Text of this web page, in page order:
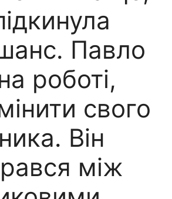
Павло
роботі,
свого
Він
між